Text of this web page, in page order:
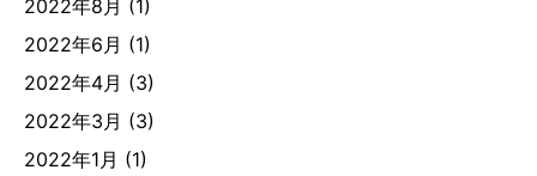
2022年8月 (1)
2022年6月 (1)
2022年4月 (3)
2022年3月 (3)
2022年1月 (1)